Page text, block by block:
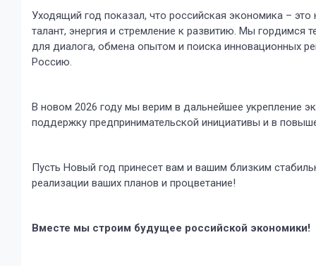
Уходящий год показал, что российская экономика –
талант, энергия и стремление к развитию. Мы
для диалога, обмена опытом и поиска инновационных
Россию.
В новом 2026 году мы верим в дальнейшее укрепление
поддержку предпринимательской инициативы и в
Пусть Новый год принесет вам и вашим близким
реализации ваших планов и процветание!
Вместе мы строим будущее российской экономики!